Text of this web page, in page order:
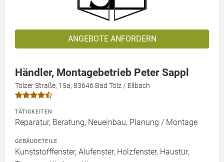
ANGEBOTE ANFORDERN
Händler, Montagebetrieb Peter Sappl
Tölzer Straße, 15a, 83646 Bad Tölz / Ellbach
TÄTIGKEITEN
Reparatur, Beratung, Neueinbau, Planung / Montage
GEBÄUDETEILE
Kunststofffenster, Alufenster, Holzfenster, Haustür,